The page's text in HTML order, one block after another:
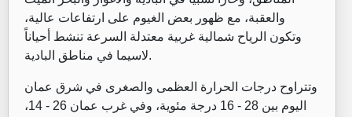
والعقبة، مع ظهور بعض الغيوم على ارتفاعات عالية،
وتكون الرياح شمالية غربية معتدلة السرعة تنشط أحياناً
لاسيما في مناطق البادية.
وتتراوح درجات الحرارة العظمى والصغرى في شرق عمان
اليوم بين 28 - 16 درجة مئوية، وفي غرب عمان 26 - 14،